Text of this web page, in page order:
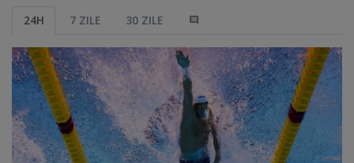
24H 7 ZILE 30 ZILE